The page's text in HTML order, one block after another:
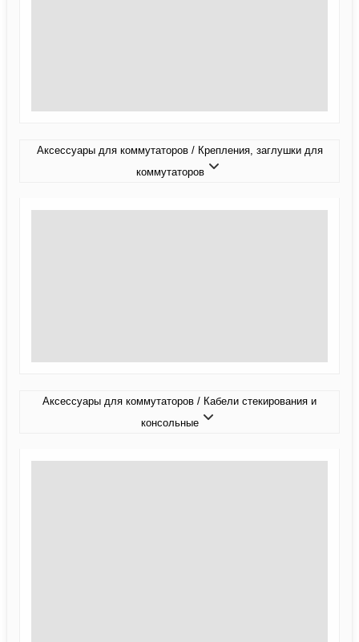
Аксессуары для коммутаторов / Крепления, заглушки для
коммутаторов
Аксессуары для коммутаторов / Кабели стекирования и
консольные